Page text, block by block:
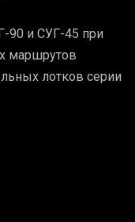
90 и СУГ-45 при
маршрутов
лотков серии